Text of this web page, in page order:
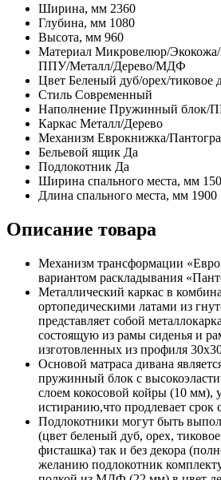
Ширина, мм 2360
Глубина, мм 1080
Высота, мм 960
Материал Микровелюр/
ППУ/Металл/Дерево/МДФ
Цвет Беленый дуб/орех/тиковое
Стиль Современный
Наполнение Пружинный блок/
Каркас Металл/Дерево
Механизм Еврокнижка/
Бельевой ящик Да
Подлокотник Да
Ширина спального места, мм
Длина спального места, мм 1900
Описание товара
Механизм трансформации
вариантом раскладывания
Металлический каркас в
ортопедическими латами из
представляет собой
состоящую из рамы сиденья и
изготовленных из профиля
Основой матраса дивана
пружинный блок с
слоем кокосовой койры (10 мм),
истиранию,что продлевает срок
Подлокотники могут быть
(цвет беленый дуб, орех,
фисташка) так и без декора
желанию подлокотник